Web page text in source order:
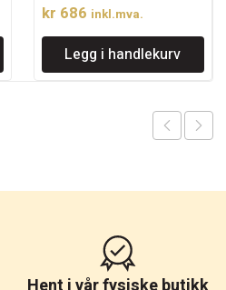
kr 686 inkl.mva.
Legg i handlekurv